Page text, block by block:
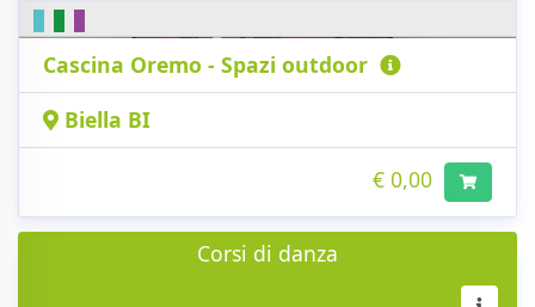
Cascina Oremo - Spazi outdoor
Biella BI
€ 0,00
Corsi di danza